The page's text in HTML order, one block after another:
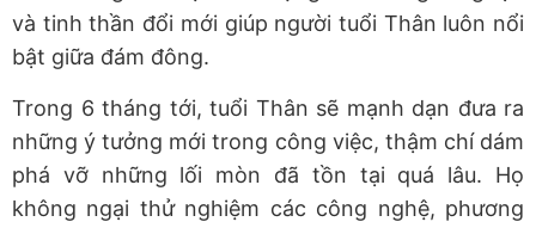
và tinh thần đổi mới giúp người tuổi Thân luôn nổi
bật giữa đám đông.
Trong 6 tháng tới, tuổi Thân sẽ mạnh dạn đưa ra
những ý tưởng mới trong công việc, thậm chí dám
phá vỡ những lối mòn đã tồn tại quá lâu. Họ
không ngại thử nghiệm các công nghệ, phương